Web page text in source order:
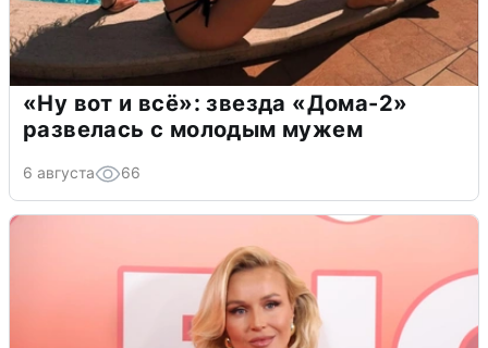
«Ну вот и всё»: звезда «Дома-2»
развелась с молодым мужем
6 августа 66